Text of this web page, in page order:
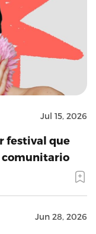
Jul 15, 2026
festival que
comunitario
Jun 28, 2026